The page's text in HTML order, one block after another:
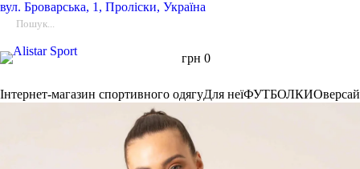
вул. Броварська, 1, Проліски, Україна
грн 0
Інтернет-магазин спортивного одягуДля неїФУТБОЛКИ